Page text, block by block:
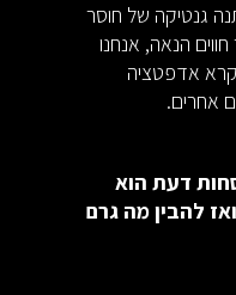
גנטיקה של חוסר
הנאה, אנחנו
אדפטציה
אחרים.
דעת הוא
להבין מה גרם